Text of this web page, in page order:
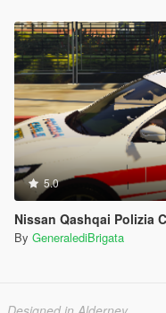
5.0
Nissan Qashqai Polizia
By GeneralediBrigata